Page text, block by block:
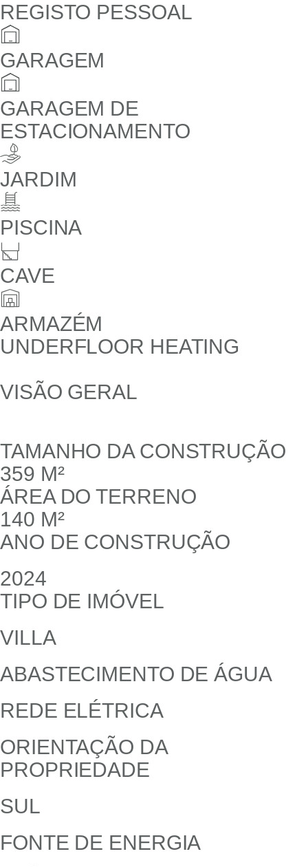
REGISTO PESSOAL
GARAGEM
GARAGEM DE
ESTACIONAMENTO
JARDIM
PISCINA
CAVE
ARMAZÉM
UNDERFLOOR HEATING
VISÃO GERAL
TAMANHO DA CONSTRUÇÃO
359 M²
ÁREA DO TERRENO
140 M²
ANO DE CONSTRUÇÃO
2024
TIPO DE IMÓVEL
VILLA
ABASTECIMENTO DE ÁGUA
REDE ELÉTRICA
ORIENTAÇÃO DA
PROPRIEDADE
SUL
FONTE DE ENERGIA